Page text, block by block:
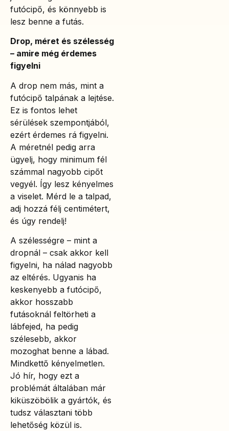
futócipő, és könnyebb is
lesz benne a futás.
Drop, méret és szélesség
– amire még érdemes
figyelni
A drop nem más, mint a
futócipő talpának a lejtése.
Ez is fontos lehet
sérülések szempontjából,
ezért érdemes rá figyelni.
A méretnél pedig arra
ügyelj, hogy minimum fél
számmal nagyobb cipőt
vegyél. Így lesz kényelmes
a viselet. Mérd le a talpad,
adj hozzá félj centimétert,
és úgy rendelj!
A szélességre – mint a
dropnál – csak akkor kell
figyelni, ha nálad nagyobb
az eltérés. Ugyanis ha
keskenyebb a futócipő,
akkor hosszabb
futásoknál feltörheti a
lábfejed, ha pedig
szélesebb, akkor
mozoghat benne a lábad.
Mindkettő kényelmetlen.
Jó hír, hogy ezt a
problémát általában már
kiküszöbölik a gyártók, és
tudsz választani több
lehetőség közül is.